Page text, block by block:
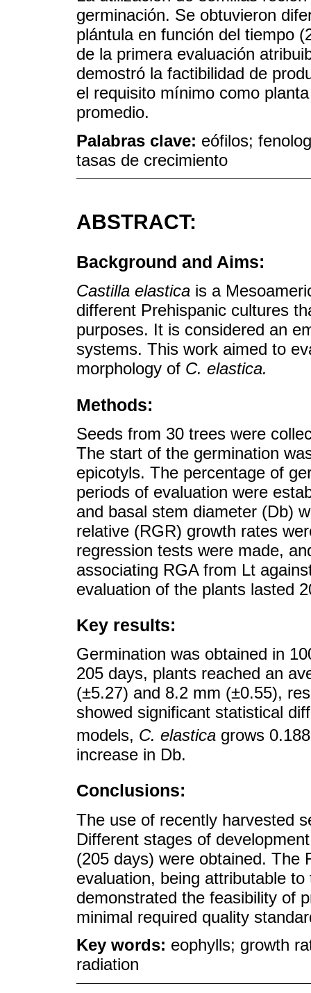
germinación. Se obtuvieron
plántula en función del tiempo
de la primera evaluación
demostró la factibilidad de
el requisito mínimo como
promedio.
Palabras clave: eófilos;
tasas de crecimiento
ABSTRACT:
Background and Aims:
Castilla elastica is a
different Prehispanic cultures
purposes. It is considered an
systems. This work aimed to
morphology of C. elastica.
Methods:
Seeds from 30 trees were
The start of the germination
epicotyls. The percentage of
periods of evaluation were
and basal stem diameter (Db)
relative (RGR) growth rates
regression tests were made,
associating RGA from Lt
evaluation of the plants lasted
Key results:
Germination was obtained in
205 days, plants reached an
(±5.27) and 8.2 mm (±0.55),
showed significant statistical
models, C. elastica grows
increase in Db.
Conclusions:
The use of recently harvested
Different stages of
(205 days) were obtained. The
evaluation, being attributable
demonstrated the feasibility of
minimal required quality
Key words: eophylls; growth
radiation